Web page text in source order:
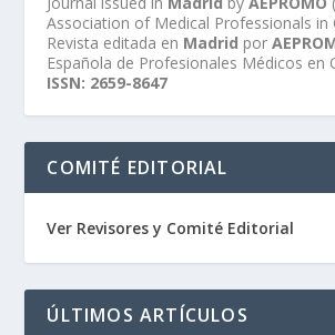
Association of Medical Professionals in
Revista editada en Madrid por
Española de Profesionales Médicos en
ISSN: 2659-8647
COMITÉ EDITORIAL
Ver Revisores y Comité Editorial
ÚLTIMOS ARTÍCULOS